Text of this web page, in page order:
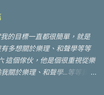
觸 UKULELE 我們通常會遇
？ 等等問題，稍微整理了一
有其他意見或是建議也請留
之外，很大部分是參考了
的目標一直都很簡單，就是
多想關於樂理、和聲學等等
這個傢伙，他是個很重視從樂
關於樂理、和聲學...等等我覺